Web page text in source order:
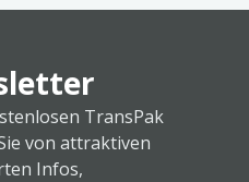
TransPak
von attraktiven
Infos,